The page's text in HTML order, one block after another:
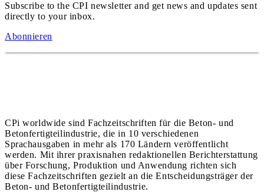
Subscribe to the CPI newsletter and get news and updates sent
directly to your inbox.
Abonnieren
CPi worldwide sind Fachzeitschriften für die Beton- und
Betonfertigteilindustrie, die in 10 verschiedenen
Sprachausgaben in mehr als 170 Ländern veröffentlicht
werden. Mit ihrer praxisnahen redaktionellen Berichterstattung
über Forschung, Produktion und Anwendung richten sich
diese Fachzeitschriften gezielt an die Entscheidungsträger der
Beton- und Betonfertigteilindustrie.